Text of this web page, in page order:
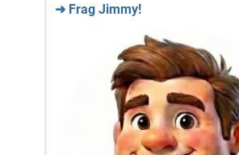
➜ Frag Jimmy!